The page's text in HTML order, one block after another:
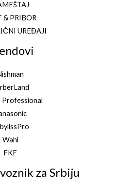
& PRIBOR
UREĐAJI
Professional
Wahl
FKF
za Srbiju